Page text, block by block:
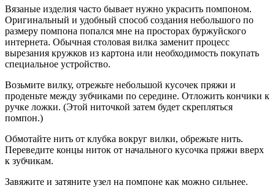
Вязаные изделия часто бывает нужно украсить помпоном.
Оригинальный и удобный способ создания небольшого по
размеру помпона попался мне на просторах буржуйского
интернета. Обычная столовая вилка заменит процесс
вырезания кружков из картона или необходимость покупать
специальное устройство.
Возьмите вилку, отрежьте небольшой кусочек пряжи и
проденьте между зубчиками по середине. Отложить кончики к
ручке ложки. (Этой ниточкой затем будет скрепляться
помпон.)
Обмотайте нить от клубка вокруг вилки, обрежьте нить.
Переведите концы ниток от начального кусочка пряжи вверх
к зубчикам.
Завяжите и затяните узел на помпоне как можно сильнее.